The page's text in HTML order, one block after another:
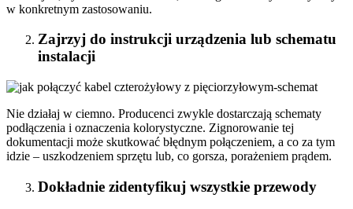
w konkretnym zastosowaniu.
Zajrzyj do instrukcji urządzenia lub schematu
instalacji
Nie działaj w ciemno. Producenci zwykle dostarczają schematy
podłączenia i oznaczenia kolorystyczne. Zignorowanie tej
dokumentacji może skutkować błędnym połączeniem, a co za tym
idzie – uszkodzeniem sprzętu lub, co gorsza, porażeniem prądem.
Dokładnie zidentyfikuj wszystkie przewody